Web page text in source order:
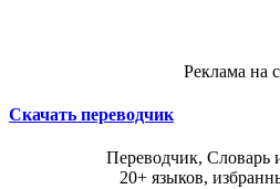
Реклама на
Скачать переводчик
Переводчик, Словарь
20+ языков,